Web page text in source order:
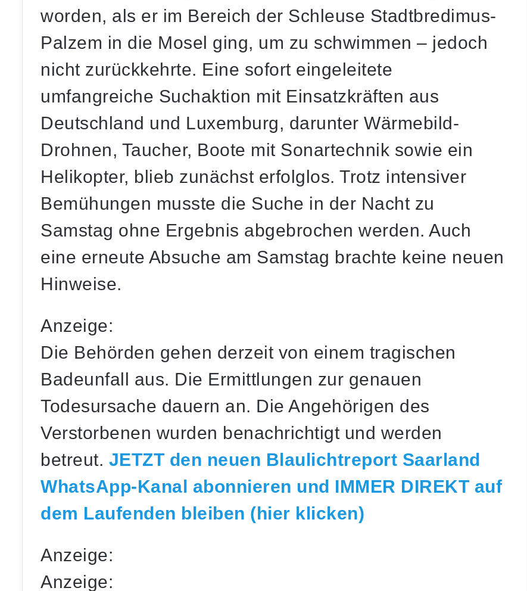
worden, als er im Bereich der Schleuse Stadtbredimus-
Palzem in die Mosel ging, um zu schwimmen – jedoch
nicht zurückkehrte. Eine sofort eingeleitete
umfangreiche Suchaktion mit Einsatzkräften aus
Deutschland und Luxemburg, darunter Wärmebild-
Drohnen, Taucher, Boote mit Sonartechnik sowie ein
Helikopter, blieb zunächst erfolglos. Trotz intensiver
Bemühungen musste die Suche in der Nacht zu
Samstag ohne Ergebnis abgebrochen werden. Auch
eine erneute Absuche am Samstag brachte keine neuen
Hinweise.
Anzeige:
Die Behörden gehen derzeit von einem tragischen
Badeunfall aus. Die Ermittlungen zur genauen
Todesursache dauern an. Die Angehörigen des
Verstorbenen wurden benachrichtigt und werden
betreut. JETZT den neuen Blaulichtreport Saarland
WhatsApp-Kanal abonnieren und IMMER DIREKT auf
dem Laufenden bleiben (hier klicken)
Anzeige:
Anzeige:
Küchenbrand auf dem Eschberg: Zwei
Personen mit Verdacht auf